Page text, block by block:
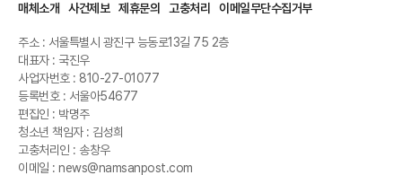
매체소개 사건제보 제휴문의 고충처리 이메일무단수집거부
주소 : 서울특별시 광진구 능동로13길 75 2층
대표자 : 국진우
사업자번호 : 810-27-01077
등록번호 : 서울아54677
편집인 : 박명주
청소년 책임자 : 김성희
고충처리인 : 송창우
이메일 : news@namsanpost.com